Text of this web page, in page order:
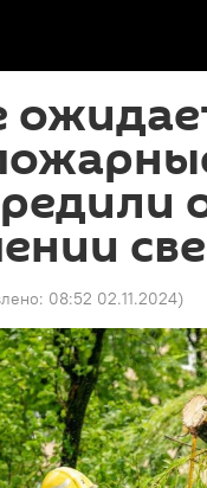
08:52 02.11.2024)